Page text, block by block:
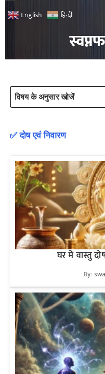
✅ दोष एवं निवारण
घर में वास्तु
By:
English हिन्दी